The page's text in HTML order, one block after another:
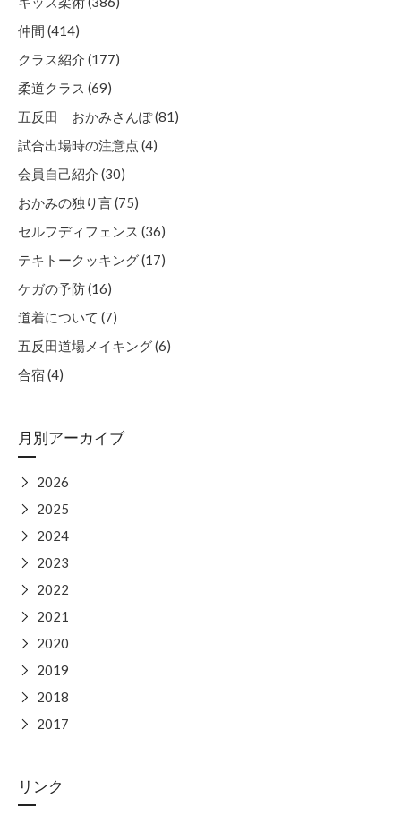
仲間 (414)
クラス紹介 (177)
柔道クラス (69)
五反田 おかみさんぽ (81)
試合出場時の注意点 (4)
会員自己紹介 (30)
おかみの独り言 (75)
セルフディフェンス (36)
テキトークッキング (17)
ケガの予防 (16)
道着について (7)
五反田道場メイキング (6)
合宿 (4)
月別アーカイブ
▶ 2026
▶ 2025
▶ 2024
▶ 2023
▶ 2022
▶ 2021
▶ 2020
▶ 2019
▶ 2018
▶ 2017
リンク